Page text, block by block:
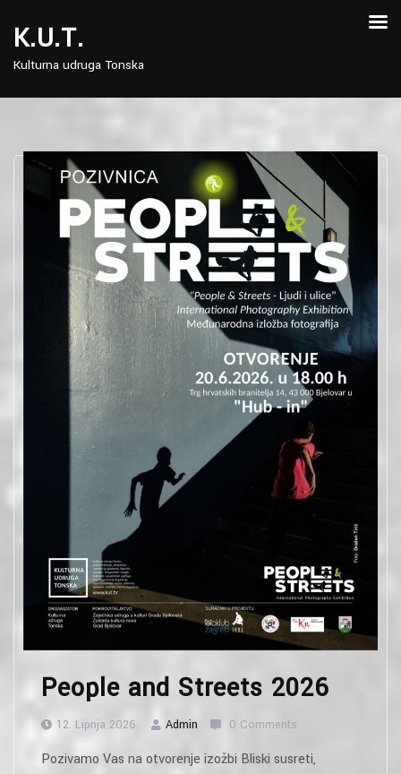
content
K.U.T.
Kulturna udruga Tonska
People and Streets 2026
12. Lipnja 2026. Admin 0 Comments
Pozivamo Vas na otvorenje izožbi Bliski susreti,